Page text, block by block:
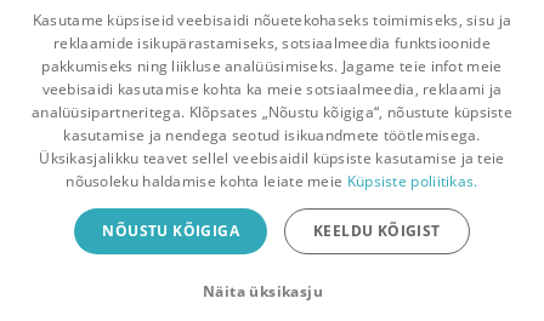
tööturule
1 0 0 0
Pealehele Ostukorv Sõnumid Teated Konto
Raamatuvahetuse mobiiliäpp
Vaheta raamatuid veelgi mugavamalt!
Kasutame küpsiseid veebisaidi nõuetekohaseks toimimiseks, sisu ja
reklaamide isikupärastamiseks, sotsiaalmeedia funktsioonide
pakkumiseks ning liikluse analüüsimiseks. Jagame teie infot meie
veebisaidi kasutamise kohta ka meie sotsiaalmeedia, reklaami ja
analüüsipartneritega. Klõpsates „Nõustu kõigiga“, nõustute küpsiste
kasutamise ja nendega seotud isikuandmete töötlemisega.
Üksikasjalikku teavet sellel veebisaidil küpsiste kasutamise ja teie
nõusoleku haldamise kohta leiate meie Küpsiste poliitikas.
NÕUSTU KÕIGIGA KEELDU KÕIGIST
Näita üksikasju